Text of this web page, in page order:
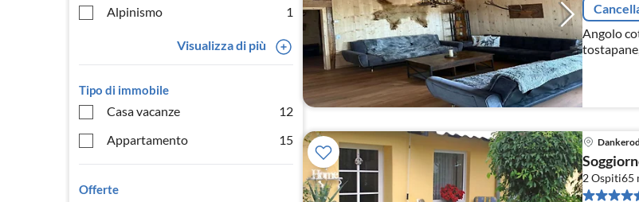
Alpinismo
1
Visualizza di più
Tipo di immobile
Casa vacanze
12
Appartamento
15
Offerte
Angolo
2 Ospiti65